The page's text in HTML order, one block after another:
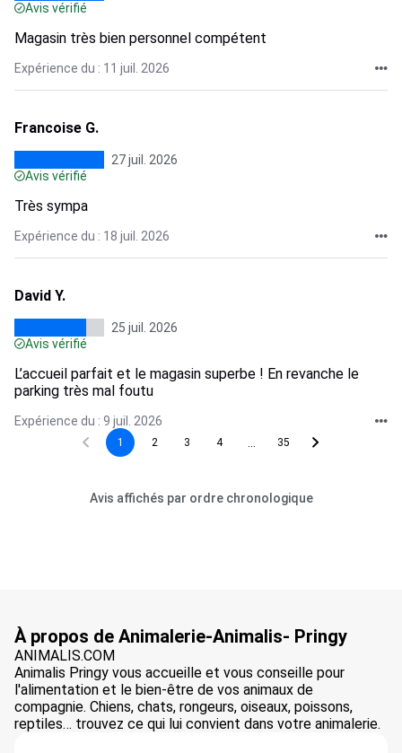
Avis vérifié
Magasin très bien personnel compétent
Expérience du : 11 juil. 2026
Francoise G.
27 juil. 2026
Avis vérifié
Très sympa
Expérience du : 18 juil. 2026
David Y.
25 juil. 2026
Avis vérifié
L’accueil parfait et le magasin superbe ! En revanche le
parking très mal foutu
Expérience du : 9 juil. 2026
1 2 3 4 35
Avis affichés par ordre chronologique
À propos de Animalerie-Animalis- Pringy
ANIMALIS.COM
Animalis Pringy vous accueille et vous conseille pour
l'alimentation et le bien-être de vos animaux de
compagnie. Chiens, chats, rongeurs, oiseaux, poissons,
reptiles… trouvez ce qui lui convient dans votre animalerie.